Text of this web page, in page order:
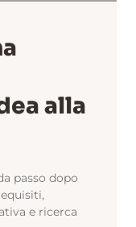
alla
passo dopo
e ricerca